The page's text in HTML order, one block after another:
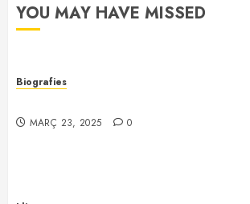
YOU MAY HAVE MISSED
Biografies
MARÇ 23, 2025 0